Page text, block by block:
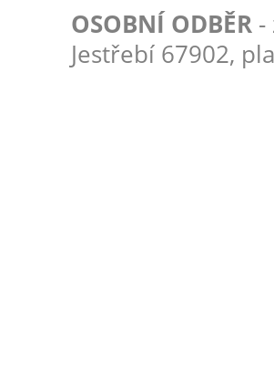
OSOBNÍ ODBĚR -
Jestřebí 67902,